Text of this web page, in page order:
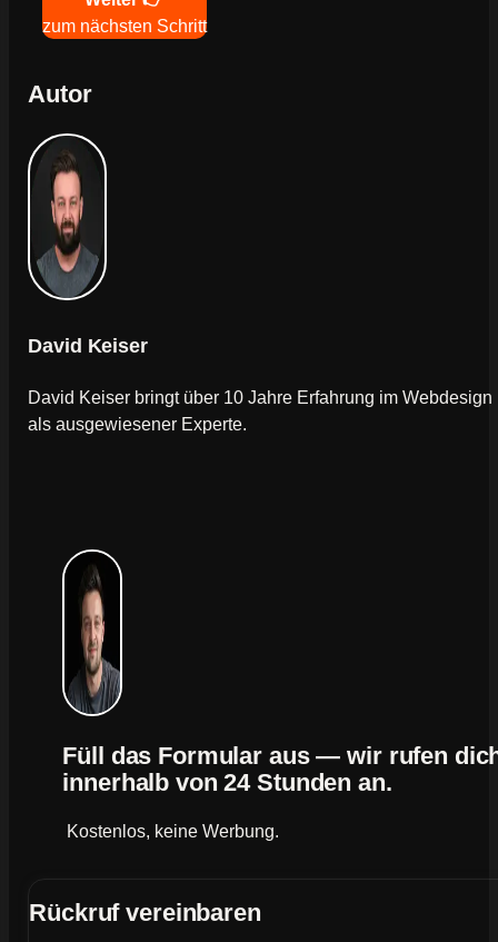
zum nächsten Schritt
Autor
David Keiser
David Keiser bringt über 10 Jahre Erfahrung im
als ausgewiesener Experte.
Rückruf vereinbaren
Füll das Formular aus — wir rufen
innerhalb von 24 Stunden an.
Kostenlos, keine Werbung.